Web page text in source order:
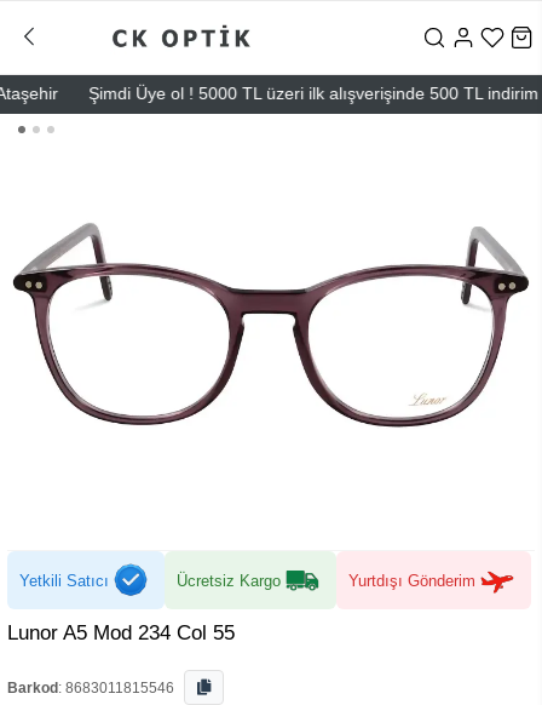
Şimdi Üye ol ! 5000 TL üzeri ilk alışverişinde 500 TL indirim
Yetkili Satıcı Ücretsiz Kargo Yurtdışı Gönderim
Lunor A5 Mod 234 Col 55
Barkod : 8683011815546